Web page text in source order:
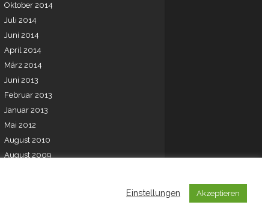
Oktober 2014
Juli 2014
Juni 2014
April 2014
März 2014
Juni 2013
Februar 2013
Januar 2013
Mai 2012
August 2010
August 2009
Einstellungen Akzeptieren